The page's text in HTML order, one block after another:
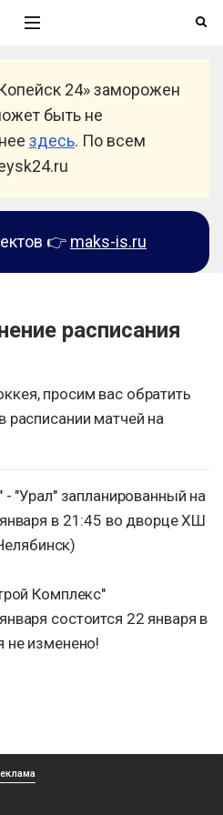
24» заморожен
быть не
здесь. По всем
👉 maks-is.ru
расписания
просим вас обратить
расписании матчей на
"Урал" запланированный на
в 21:45 во дворце ХШ
Комплекс"
состоится 22 января в
не изменено!